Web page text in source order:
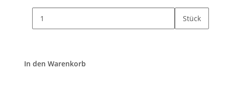
Stück
In den Warenkorb